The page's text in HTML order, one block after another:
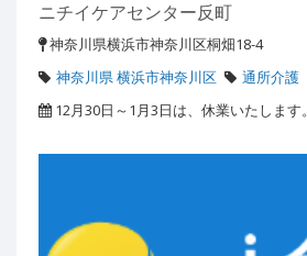
ニチイケアセンター反町
神奈川県横浜市神奈川区桐畑18-4
神奈川県 横浜市神奈川区
通所介護
12月30日～1月3日は、休業いたします。